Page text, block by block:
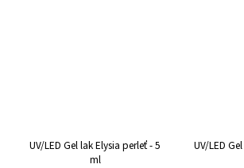
UV/LED Gel lak Elysia perleť - 5
ml
UV/LED